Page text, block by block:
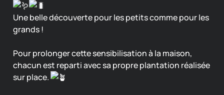
Une belle découverte pour les petits comme pour les
grands !
Pour prolonger cette sensibilisation à la maison,
chacun est reparti avec sa propre plantation réalisée
sur place.